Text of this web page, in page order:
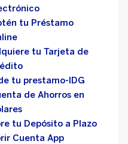
tu Préstamo
tu Tarjeta de
tu prestamo-IDG
de Ahorros en
tu Depósito a Plazo
Cuenta App